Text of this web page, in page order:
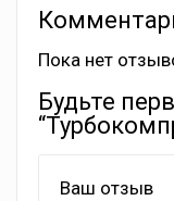
Пока нет
Будьте
Ваш отзыв